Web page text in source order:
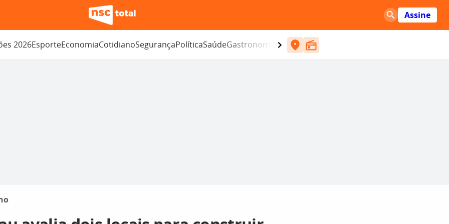
Assine
2026EsporteEconomiaCotidianoSegurançaPolíticaSaúdeGastronomia Entretenimento